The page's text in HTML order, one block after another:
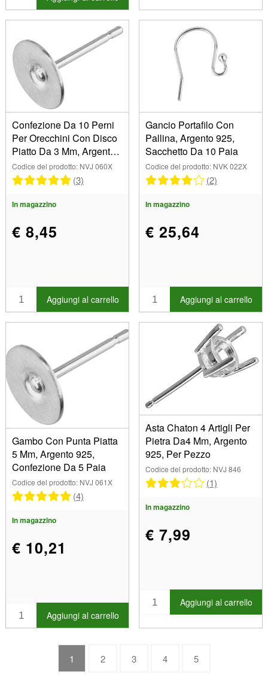
Confezione Da 10 Perni
Per Orecchini Con Disco
Piatto Da 3 Mm, Argento
925
Codice del prodotto: NVJ 060X
(3)
In magazzino
€ 8,45
Aggiungi al carrello
Gancio Portafilo Con
Pallina, Argento 925,
Sacchetto Da 10 Paia
Codice del prodotto: NVK 022X
(2)
In magazzino
€ 25,64
Aggiungi al carrello
360 Visualizza
Gambo Con Punta Piatta
5 Mm, Argento 925,
Confezione Da 5 Paia
Codice del prodotto: NVJ 061X
(4)
In magazzino
€ 10,21
Aggiungi al carrello
Asta Chaton 4 Artigli Per
Pietra Da4 Mm, Argento
925, Per Pezzo
Codice del prodotto: NVJ 846
(1)
In magazzino
€ 7,99
Aggiungi al carrello
1 2 3 4 5